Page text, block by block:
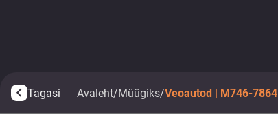
arrow_back_ios Tagasi Avaleht/Müügiks/Veoautod | M746-7864